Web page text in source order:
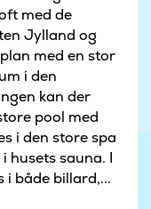
med de
Jylland og
med en stor
i den
kan der
pool med
i den store spa
husets sauna. I
i både billard,...